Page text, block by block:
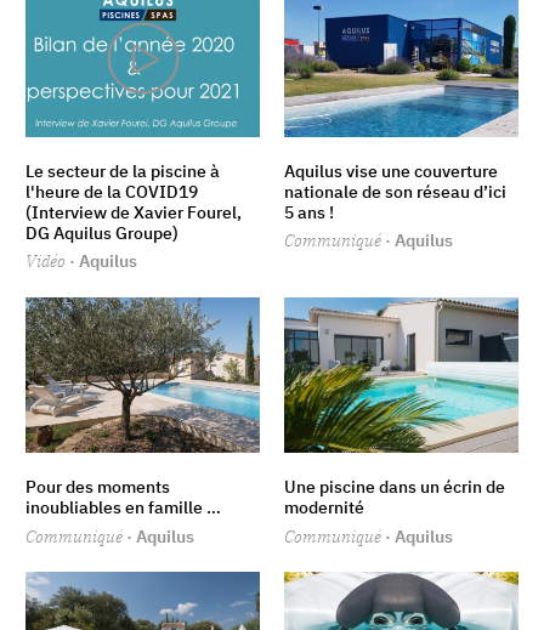
Le secteur de la piscine à
l'heure de la COVID19
(Interview de Xavier Fourel,
DG Aquilus Groupe)
Vidéo · Aquilus
Aquilus vise une couverture
nationale de son réseau d’ici
5 ans !
Communiqué · Aquilus
Pour des moments
inoubliables en famille …
Communiqué · Aquilus
Une piscine dans un écrin de
modernité
Communiqué · Aquilus